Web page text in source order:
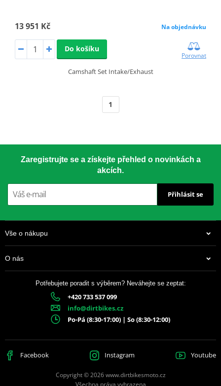
13 951 Kč Na objednávku
Do košíku
Porovnat
Camshaft Set Intake/Exhaust
1
Zaregistrujte se a získejte přehled o novinkách a
akcích.
Přihlásit se
Vše o nákupu
O nás
Potřebujete poradit s výběrem? Neváhejte se zeptat:
+420 733 537 099
info@dirtbikes.cz
Po-Pá (8:30-17:00) | So (8:30-12:00)
Facebook Instagram Youtube
Copyright © 2026 www.dirtbikesmoto.cz